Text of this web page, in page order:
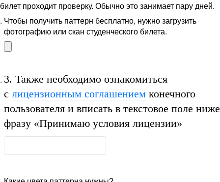
билет проходит проверку. Обычно это занимает пару дней.
Чтобы получить паттерн бесплатно, нужно загрузить
фотографию или скан студенческого билета.
3. Также необходимо ознакомиться
с лицензионным соглашением конечного
пользователя и вписать в текстовое поле ниже
фразу «Принимаю условия лицензии»